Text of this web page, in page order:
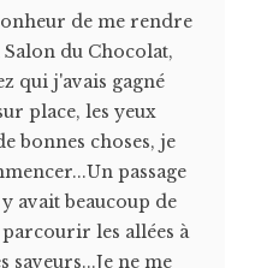
de me rendre
du Chocolat,
qui j'avais gagné
place, les yeux
bonnes choses, je
passage
avait beaucoup de
les allées à
ne me